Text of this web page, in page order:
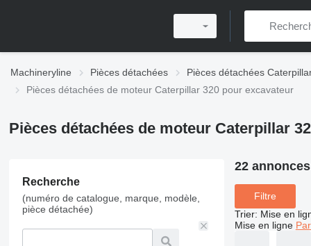
Machineryline Pièces détachées Pièces détachées
Pièces détachées de moteur Caterpillar 320 pour excavateur
Pièces détachées de moteur Caterpillar
Recherche
(numéro de catalogue, marque, modèle,
pièce détachée)
22
Filtre
Trier: Mise en
Mise en ligne